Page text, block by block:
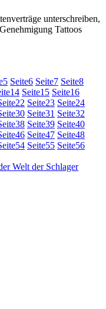
unterschreiben,
Tattoos
5 Seite6 Seite7 Seite8
14 Seite15 Seite16
22 Seite23 Seite24
30 Seite31 Seite32
38 Seite39 Seite40
46 Seite47 Seite48
54 Seite55 Seite56